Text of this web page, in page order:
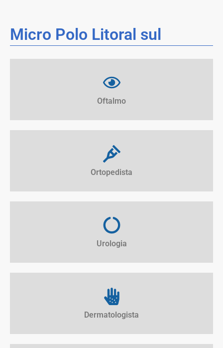
Micro Polo Litoral sul
Oftalmo
Ortopedista
Urologia
Dermatologista